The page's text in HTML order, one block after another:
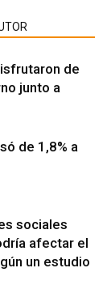
de
junto a
de 1,8% a
sociales
afectar el
un estudio